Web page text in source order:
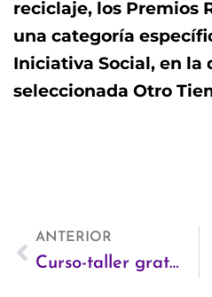
reciclaje, los Premios
una categoría
Iniciativa Social, en la
seleccionada Otro
AntANTERIOR
Curso-taller gratuito: Redes Sociales: desde la búsqueda de empleo al emprendimiento profesional en Getafe